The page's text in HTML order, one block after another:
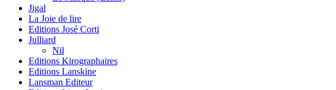
Jigal
La Joie de lire
Editions José Corti
Julliard
Nil
Editions Kirographaires
Editions Lanskine
Lansman Editeur